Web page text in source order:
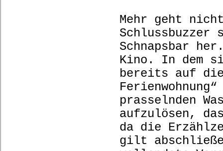
Mehr geht
Schlussbuzzer
Schnapsbar
Kino. In dem
bereits auf die
prasselnden
aufzulösen,
da die
gilt